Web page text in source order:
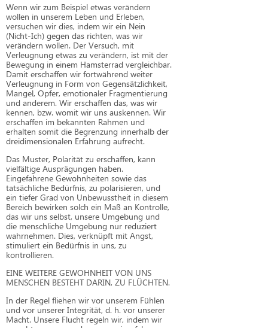
Wenn wir zum Beispiel etwas verändern
wollen in unserem Leben und Erleben,
versuchen wir dies, indem wir ein Nein
(Nicht-Ich) gegen das richten, was wir
verändern wollen. Der Versuch, mit
Verleugnung etwas zu verändern, ist mit der
Bewegung in einem Hamsterrad vergleichbar.
Damit erschaffen wir fortwährend weiter
Verleugnung in Form von Gegensätzlichkeit,
Mangel, Opfer, emotionaler Fragmentierung
und anderem. Wir erschaffen das, was wir
kennen, bzw. womit wir uns auskennen. Wir
erschaffen im bekannten Rahmen und
erhalten somit die Begrenzung innerhalb der
dreidimensionalen Erfahrung aufrecht.
Das Muster, Polarität zu erschaffen, kann
vielfältige Ausprägungen haben.
Eingefahrene Gewohnheiten sowie das
tatsächliche Bedürfnis, zu polarisieren, und
ein tiefer Grad von Unbewusstheit in diesem
Bereich bewirken solch ein Maß an Kontrolle,
das wir uns selbst, unsere Umgebung und
die menschliche Umgebung nur reduziert
wahrnehmen. Dies, verknüpft mit Angst,
stimuliert ein Bedürfnis in uns, zu
kontrollieren.
EINE WEITERE GEWOHNHEIT VON UNS
MENSCHEN BESTEHT DARIN, ZU FLÜCHTEN.
In der Regel fliehen wir vor unserem Fühlen
und vor unserer Integrität, d. h. vor unserer
Macht. Unsere Flucht regeln wir, indem wir